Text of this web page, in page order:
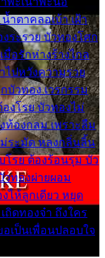
ำตาคลอเบ้า เฝ้า
ระรวย บัวทองโศก
มื่อรักห่างร้างไกล
ไปหวังความรวย
บัวทอง เวรกรรม
งโรย บัวทองไม่
ท้องกลม เพราะลืม
ระมัด หลงกลิ่นลิ้น
โรย ต้องร้อนรุม บัว
ทองผ่ายผอม
ไห้ลูกเดียว หยุด
ถิดทองจ๋า ถึงใคร
อเป็นเพื่อนปลอบใจ